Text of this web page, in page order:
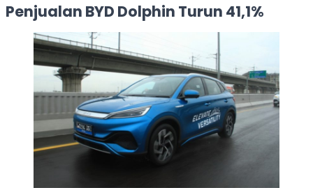
Penjualan BYD Dolphin Turun 41,1%